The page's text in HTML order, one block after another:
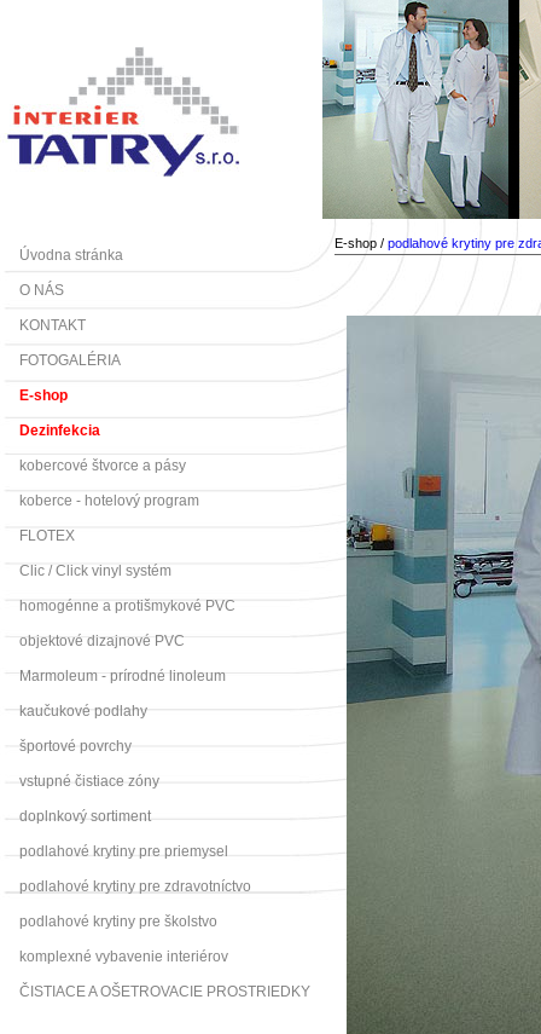
Úvodna stránka
O NÁS
KONTAKT
FOTOGALÉRIA
E-shop
Dezinfekcia
kobercové štvorce a pásy
koberce - hotelový program
FLOTEX
Clic / Click vinyl systém
homogénne a protišmykové PVC
objektové dizajnové PVC
Marmoleum - prírodné linoleum
kaučukové podlahy
športové povrchy
vstupné čistiace zóny
doplnkový sortiment
podlahové krytiny pre priemysel
podlahové krytiny pre zdravotníctvo
podlahové krytiny pre školstvo
komplexné vybavenie interiérov
ČISTIACE A OŠETROVACIE PROSTRIEDKY
E-shop / podlahové krytiny pre